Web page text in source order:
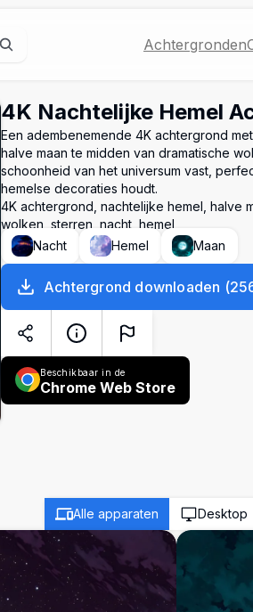
Achtergronden
4K Nachtelijke Hemel
Een adembenemende 4K achtergrond
halve maan te midden van dramatische
schoonheid van het universum vast,
hemelse decoraties houdt.
4K achtergrond, nachtelijke hemel, halve
wolken, sterren, nacht, hemel
Nacht
Hemel Maan
Achtergrond downloaden (
Beschikbaar in de
Chrome Web Store
Alle apparaten Desktop